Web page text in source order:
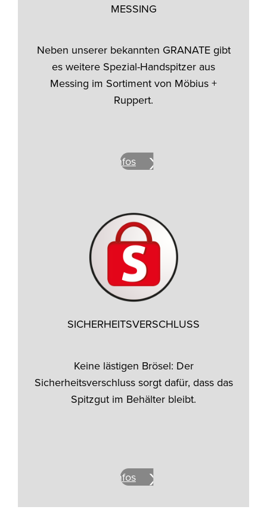
MESSING
Neben unserer bekannten GRANATE gibt
es weitere Spezial-Handspitzer aus
Messing im Sortiment von Möbius +
Ruppert.
Mehr Infos
SICHERHEITSVERSCHLUSS
Keine lästigen Brösel: Der
Sicherheitsverschluss sorgt dafür, dass das
Spitzgut im Behälter bleibt.
Mehr Infos